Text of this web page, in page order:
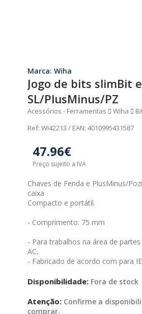
Marca: Wiha
Jogo de bits slimBit
SL/PlusMinus/PZ
Acessórios - Ferramentas Wiha
Ref: WI42213 / EAN: 4010995431587
47.96€
Preço sujeito a IVA
Chaves de Fenda e PlusMinus/
caixa
Compacto e portátil.
- Comprimento: 75 mm
- Para trabalhos na área de
AC.
- Fabricado de acordo com para
Disponibilidade: Fora de stock
Atenção: Confirme a
comprar.